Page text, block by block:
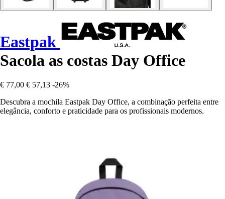
Eastpak
Sacola as costas Day Office
€ 77,00 € 57,13 -26%
Descubra a mochila Eastpak Day Office, a combinação perfeita entre
elegância, conforto e praticidade para os profissionais modernos.